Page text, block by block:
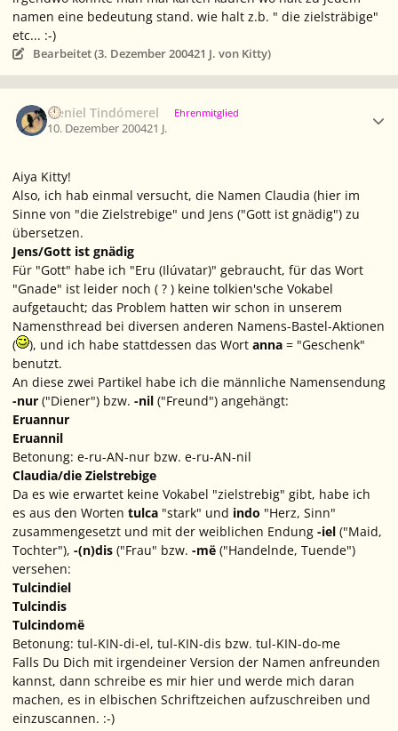
namen eine bedeutung stand. wie halt z.b. " die zielsträbige"
etc... :-)
Bearbeitet (3. Dezember 200421 J. von Kitty)
Neniel Tindómerel Ehrenmitglied
10. Dezember 200421 J.
Aiya Kitty!
Also, ich hab einmal versucht, die Namen Claudia (hier im
Sinne von "die Zielstrebige" und Jens ("Gott ist gnädig") zu
übersetzen.
Jens/Gott ist gnädig
Für "Gott" habe ich "Eru (Ilúvatar)" gebraucht, für das Wort
"Gnade" ist leider noch ( ? ) keine tolkien'sche Vokabel
aufgetaucht; das Problem hatten wir schon in unserem
Namensthread bei diversen anderen Namens-Bastel-Aktionen
(
), und ich habe stattdessen das Wort anna = "Geschenk"
benutzt.
An diese zwei Partikel habe ich die männliche Namensendung
-nur ("Diener") bzw. -nil ("Freund") angehängt:
Eruannur
Eruannil
Betonung: e-ru-AN-nur bzw. e-ru-AN-nil
Claudia/die Zielstrebige
Da es wie erwartet keine Vokabel "zielstrebig" gibt, habe ich
es aus den Worten tulca "stark" und indo "Herz, Sinn"
zusammengesetzt und mit der weiblichen Endung -iel ("Maid,
Tochter"), -(n)dis ("Frau" bzw. -më ("Handelnde, Tuende")
versehen:
Tulcindiel
Tulcindis
Tulcindomë
Betonung: tul-KIN-di-el, tul-KIN-dis bzw. tul-KIN-do-me
Falls Du Dich mit irgendeiner Version der Namen anfreunden
kannst, dann schreibe es mir hier und werde mich daran
machen, es in elbischen Schriftzeichen aufzuschreiben und
einzuscannen. :-)